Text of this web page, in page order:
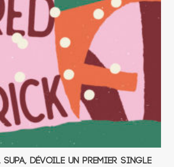
dévoile un premier single